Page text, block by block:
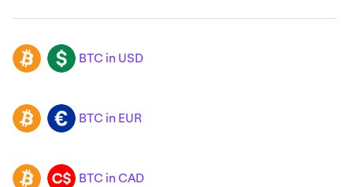
BTC USD BTC in USD
BTC EUR BTC in EUR
BTC CAD BTC in CAD